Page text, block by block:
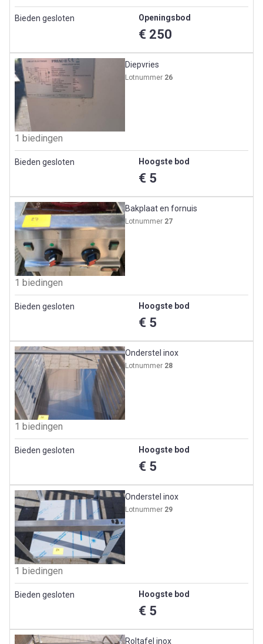
Bieden gesloten Openingsbod
€ 250
Diepvries
Lotnummer 26
1 biedingen
Bieden gesloten Hoogste bod
€ 5
Bakplaat en fornuis
Lotnummer 27
1 biedingen
Bieden gesloten Hoogste bod
€ 5
Onderstel inox
Lotnummer 28
1 biedingen
Bieden gesloten Hoogste bod
€ 5
Onderstel inox
Lotnummer 29
1 biedingen
Bieden gesloten Hoogste bod
€ 5
Roltafel inox